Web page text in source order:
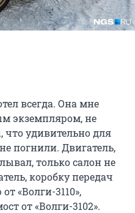
всегда. Она мне
экземпляром, не
что удивительно для
погнили. Двигатель,
только салон не
коробку передач
«Волги-3110»,
от «Волги-3102».